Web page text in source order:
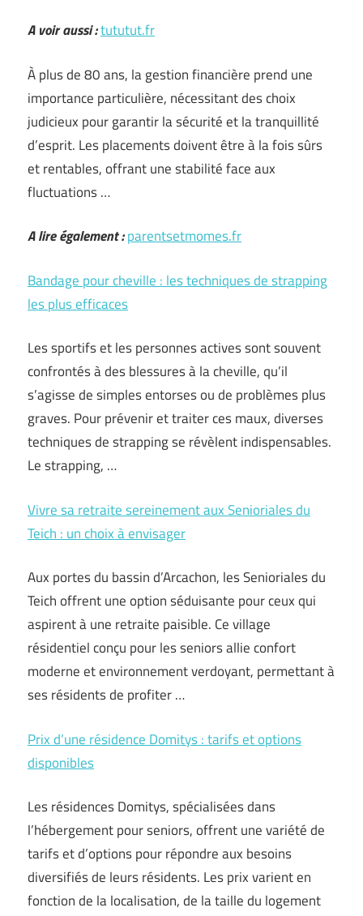
A voir aussi :tututut.fr
À plus de 80 ans, la gestion financière prend une
importance particulière, nécessitant des choix
judicieux pour garantir la sécurité et la tranquillité
d’esprit. Les placements doivent être à la fois sûrs
et rentables, offrant une stabilité face aux
fluctuations …
A lire également :parentsetmomes.fr
Bandage pour cheville : les techniques de strapping
les plus efficaces
Les sportifs et les personnes actives sont souvent
confrontés à des blessures à la cheville, qu’il
s’agisse de simples entorses ou de problèmes plus
graves. Pour prévenir et traiter ces maux, diverses
techniques de strapping se révèlent indispensables.
Le strapping, …
Vivre sa retraite sereinement aux Senioriales du
Teich : un choix à envisager
Aux portes du bassin d’Arcachon, les Senioriales du
Teich offrent une option séduisante pour ceux qui
aspirent à une retraite paisible. Ce village
résidentiel conçu pour les seniors allie confort
moderne et environnement verdoyant, permettant à
ses résidents de profiter …
Prix d’une résidence Domitys : tarifs et options
disponibles
Les résidences Domitys, spécialisées dans
l’hébergement pour seniors, offrent une variété de
tarifs et d’options pour répondre aux besoins
diversifiés de leurs résidents. Les prix varient en
fonction de la localisation, de la taille du logement